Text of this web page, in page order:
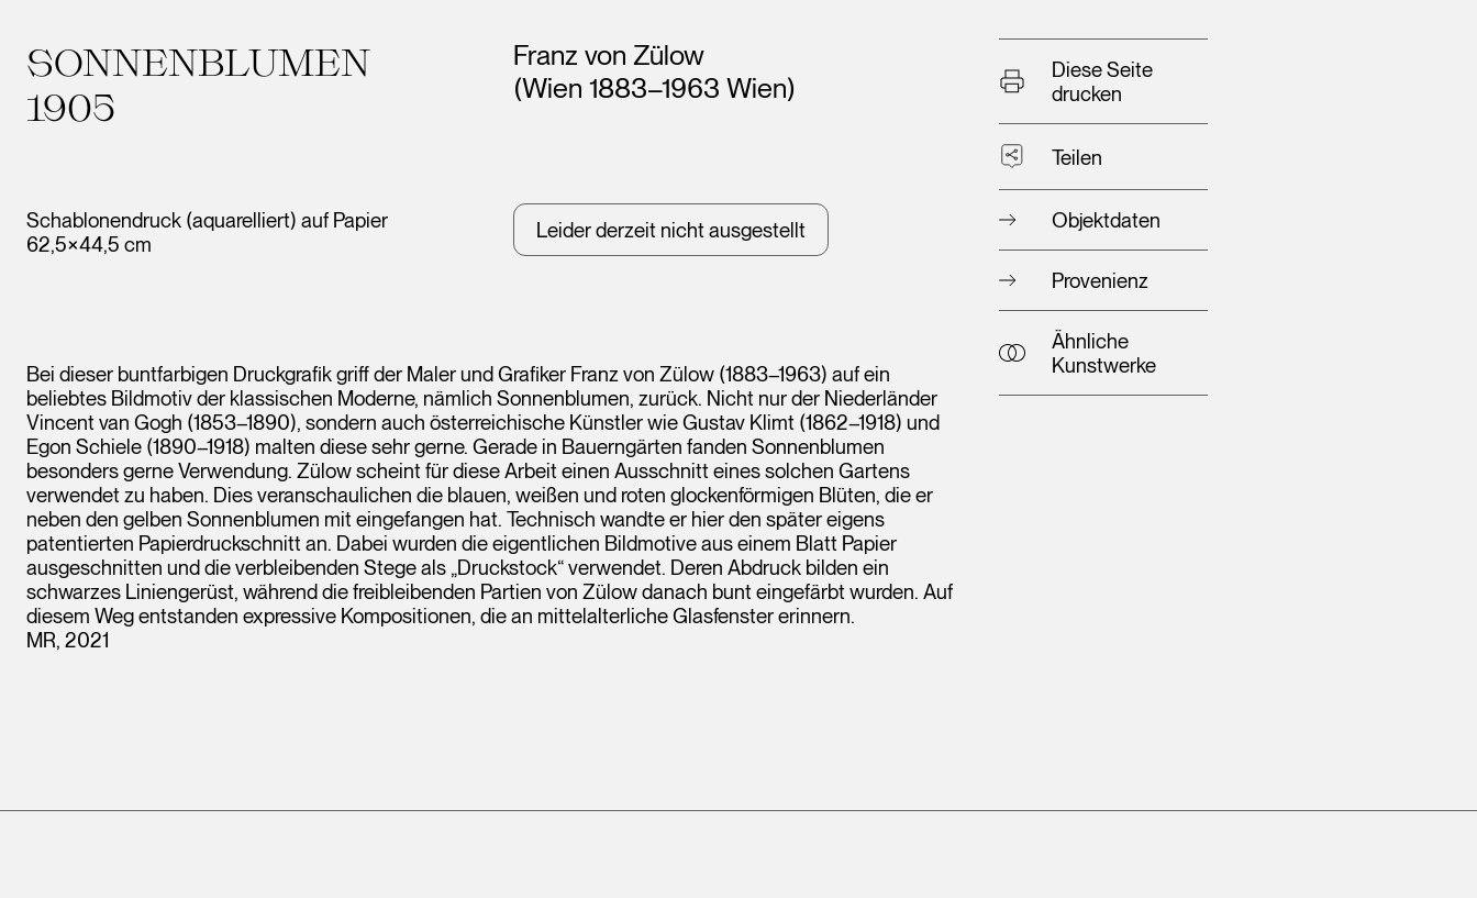
SONNENBLUMEN
1905
Schablonendruck (aquarelliert) auf Papier
62,5×44,5 cm
Künstler*innen
Franz von Zülow
(Wien 1883–1963 Wien)
Leider derzeit nicht ausgestellt
Diese Seite
drucken
Teilen
Objektdaten
Provenienz
Ähnliche
Kunstwerke
Bei dieser buntfarbigen Druckgrafik griff der Maler und Grafiker Franz von Zülow (1883–1963) auf ein
beliebtes Bildmotiv der klassischen Moderne, nämlich Sonnenblumen, zurück. Nicht nur der Niederländer
Vincent van Gogh (1853–1890), sondern auch österreichische Künstler wie Gustav Klimt (1862–1918) und
Egon Schiele (1890–1918) malten diese sehr gerne. Gerade in Bauerngärten fanden Sonnenblumen
besonders gerne Verwendung. Zülow scheint für diese Arbeit einen Ausschnitt eines solchen Gartens
verwendet zu haben. Dies veranschaulichen die blauen, weißen und roten glockenförmigen Blüten, die er
neben den gelben Sonnenblumen mit eingefangen hat. Technisch wandte er hier den später eigens
patentierten Papierdruckschnitt an. Dabei wurden die eigentlichen Bildmotive aus einem Blatt Papier
ausgeschnitten und die verbleibenden Stege als „Druckstock“ verwendet. Deren Abdruck bilden ein
schwarzes Liniengerüst, während die freibleibenden Partien von Zülow danach bunt eingefärbt wurden. Auf
diesem Weg entstanden expressive Kompositionen, die an mittelalterliche Glasfenster erinnern.
MR, 2021